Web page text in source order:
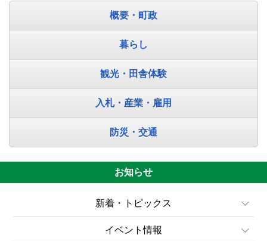
概要・町政
暮らし
観光・田舎体験
入札・産業・雇用
防災・交通
お知らせ
新着・トピックス
2026年08月04日
イベント情報